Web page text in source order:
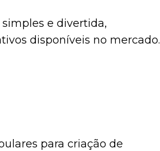
e divertida,
disponíveis no mercado.
para criação de